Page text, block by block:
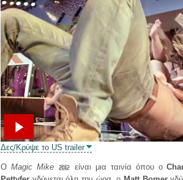
Δες/Κρύψε το US trailer
Ο Magic Mike 2012 είναι μια ταινία όπου ο